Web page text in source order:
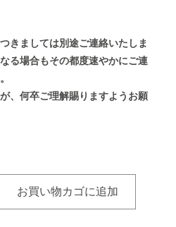
きましては別途ご連絡いたしま
る場合もその都度速やかにご連
、何卒ご理解賜りますようお願
お買い物カゴに追加